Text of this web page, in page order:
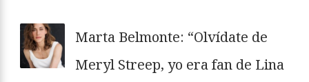
Marta Belmonte: “Olvídate de
Meryl Streep, yo era fan de Lina